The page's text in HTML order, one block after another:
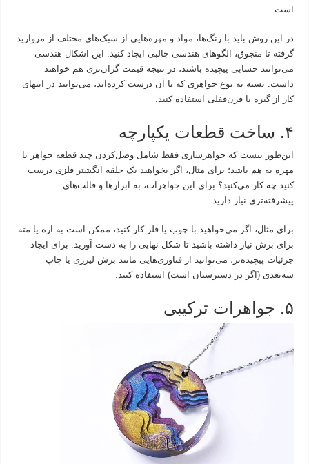
است.
در این روش باید با رنگ‌ها، مواد و مهره‌هایی از سبک‌های مختلف از مروارید
گرفته تا منجوق، الگوهای هندسی جالبی ایجاد کنید. این اشکال هندسی
می‌توانند حسابی پیچیده باشند، در نتیجه قیمت گران‌تری هم خواهند
داشت. بسته به نوع جواهری که با آن درست کرده‌اید، می‌توانید در انتهای
کار از گیره یا قزن‌قفلی استفاده کنید.
۴. ساخت قطعات یکپارچه
این‌طور نیست که جواهرسازی فقط شامل وصل‌کردن چند قطعه جواهر یا
مهره به هم باشد؛ برای مثال، اگر بخواهید یک حلقه انگشتر فلزی درست
کنید چه کار می‌کنید؟ برای این جواهرات، به ابزارها و قالب‌های
پیشرفته‌تری نیاز دارید.
برای مثال، اگر می‌خواهید با چوب یا فلز کار کنید، ممکن است به اره یا مته
برای برش نیاز داشته باشید تا شکل نهایی را به دست آورید. برای ایجاد
جزئیات پیچیده‌تر، می‌توانید از فناوری‌هایی مانند برش لیزری یا چاپ
سه‌بعدی (اگر در دسترستان است) استفاده کنید.
۵. جواهرات ترکیبی